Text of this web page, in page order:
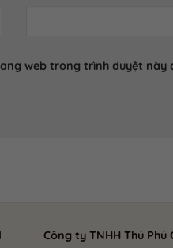
web trong trình duyệt này
Công ty TNHH Thủ Phủ